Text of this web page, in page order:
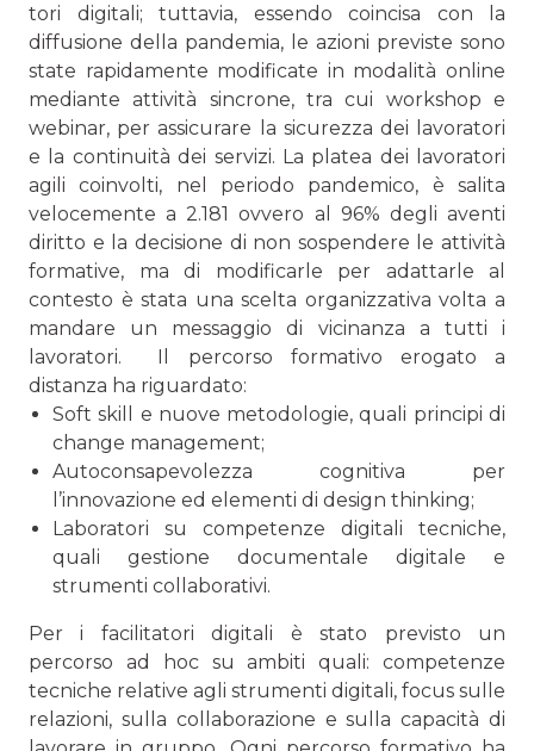
tori digitali; tuttavia, essendo coincisa con la
diffusione della pandemia, le azioni previste sono
state rapidamente modificate in modalità online
mediante attività sincrone, tra cui workshop e
webinar, per assicurare la sicurezza dei lavoratori
e la continuità dei servizi. La platea dei lavoratori
agili coinvolti, nel periodo pandemico, è salita
velocemente a 2.181 ovvero al 96% degli aventi
diritto e la decisione di non sospendere le attività
formative, ma di modificarle per adattarle al
contesto è stata una scelta organizzativa volta a
mandare un messaggio di vicinanza a tutti i
lavoratori. Il percorso formativo erogato a
distanza ha riguardato:
Soft skill e nuove metodologie, quali principi di
change management;
Autoconsapevolezza cognitiva per
l’innovazione ed ele­menti di design thinking;
Laboratori su competenze digitali tecniche,
quali gestio­ne documentale digitale e
strumenti collaborativi.
Per i facilitatori digitali è stato previsto un
percorso ad hoc su ambiti quali: competenze
tecniche relative agli strumen­ti digitali, focus sulle
relazioni, sulla collaborazione e sulla capacità di